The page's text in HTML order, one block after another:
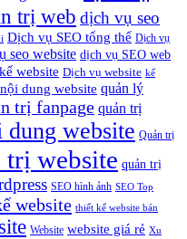
trị web dịch vụ seo
Dịch vụ SEO tổng thể Dịch vụ
seo website dịch vụ SEO web
website Dịch vụ website kế
dung website quản lý
trị fanpage quản trị
website Quản trị
trị website quản trị
SEO hình ảnh SEO Top
website thiết kế website bán
Website website giá rẻ Xu